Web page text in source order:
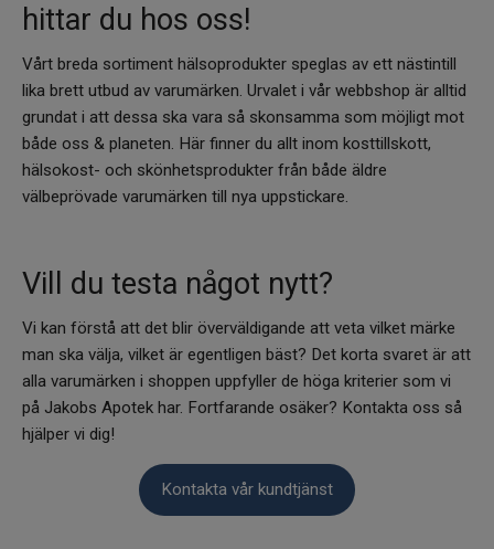
hittar du hos oss!
Vårt breda sortiment hälsoprodukter speglas av ett nästintill
lika brett utbud av varumärken. Urvalet i vår webbshop är alltid
grundat i att dessa ska vara så skonsamma som möjligt mot
både oss & planeten. Här finner du allt inom kosttillskott,
hälsokost- och skönhetsprodukter från både äldre
välbeprövade varumärken till nya uppstickare.
Vill du testa något nytt?
Vi kan förstå att det blir överväldigande att veta vilket märke
man ska välja, vilket är egentligen bäst? Det korta svaret är att
alla varumärken i shoppen uppfyller de höga kriterier som vi
på Jakobs Apotek har. Fortfarande osäker? Kontakta oss så
hjälper vi dig!
Kontakta vår kundtjänst